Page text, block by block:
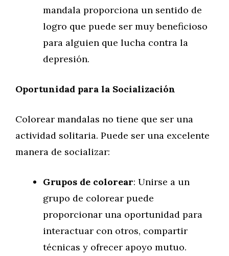
mandala proporciona un sentido de
logro que puede ser muy beneficioso
para alguien que lucha contra la
depresión.
Oportunidad para la Socialización
Colorear mandalas no tiene que ser una
actividad solitaria. Puede ser una excelente
manera de socializar:
Grupos de colorear: Unirse a un
grupo de colorear puede
proporcionar una oportunidad para
interactuar con otros, compartir
técnicas y ofrecer apoyo mutuo.